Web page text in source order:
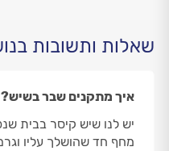
שאלות ותשובות
איך מתקנים שבר בשיש?
יש לנו שיש קיסר בבית
מחף חד שהושלך עליו